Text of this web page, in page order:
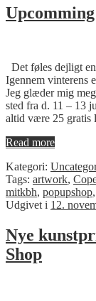
Det føles dejligt
Igennem vinterens
Jeg glæder mig
sted fra d. 11 – 13
altid være 25
Read more
Kategori:
Tags: artwork,
mitkbh, popupshop,
Udgivet i 12.
Nye
Shop